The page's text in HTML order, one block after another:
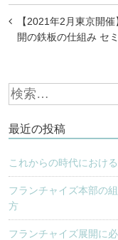
投
稿
ビ
ゲ
ー
シ
ョ
ン
【2021年2月東京開
開の鉄板の仕組み セ
検
索:
最近の投稿
これからの時代におけ
フランチャイズ本部の
方
フランチャイズ展開に